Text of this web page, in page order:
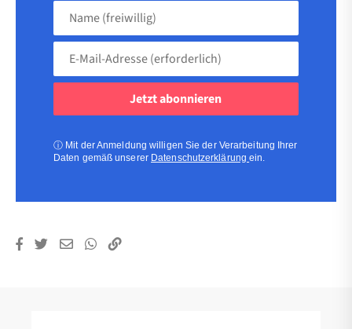
Name
(freiwillig)
Adresse
ⓘ Mit der Anmeldung willigen Sie der Verarbeitung Ihrer
Daten gemäß unserer Datenschutzerklärungein.